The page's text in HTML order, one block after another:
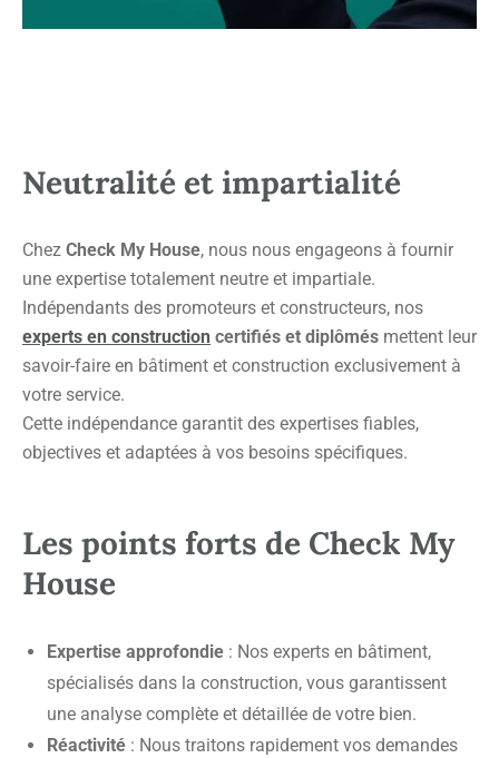
Neutralité et impartialité
Chez Check My House, nous nous engageons à fournir
une expertise totalement neutre et impartiale.
Indépendants des promoteurs et constructeurs, nos
experts en construction certifiés et diplômés mettent leur
savoir-faire en bâtiment et construction exclusivement à
votre service.
Cette indépendance garantit des expertises fiables,
objectives et adaptées à vos besoins spécifiques.
Les points forts de Check My
House
Expertise approfondie : Nos experts en bâtiment,
spécialisés dans la construction, vous garantissent
une analyse complète et détaillée de votre bien.
Réactivité : Nous traitons rapidement vos demandes